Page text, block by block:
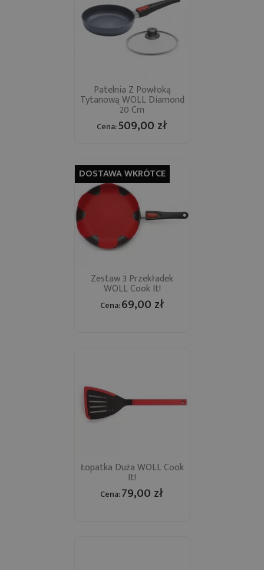
Patelnia Z Powłoką
Tytanową WOLL Diamond
20 Cm
Cena:509,00 zł
Zestaw 3 Przekładek
WOLL Cook It!
Cena:69,00 zł
DOSTAWA WKRÓTCE
Łopatka Duża WOLL Cook
It!
Cena:79,00 zł